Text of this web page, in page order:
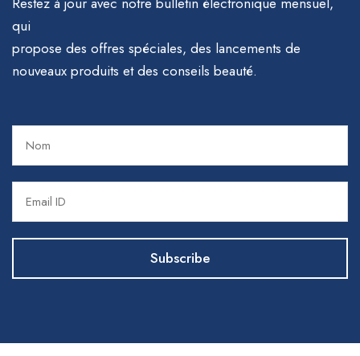
qui
propose des offres spéciales, des lancements de
nouveaux produits et des conseils beauté.